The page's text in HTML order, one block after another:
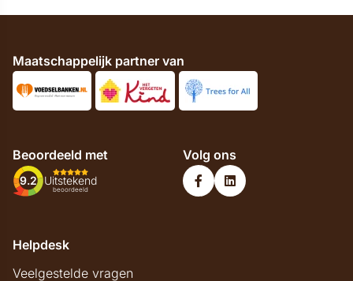
Maatschappelijk partner van
Beoordeeld met
9.2 Uitstekend
beoordeeld
Volg ons
Helpdesk
Veelgestelde vragen